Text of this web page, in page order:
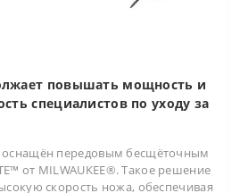
повышать мощность и
специалистов по уходу за
оснащён передовым бесщёточным
от MILWAUKEE®. Такое решение
скорость ножа, обеспечивая